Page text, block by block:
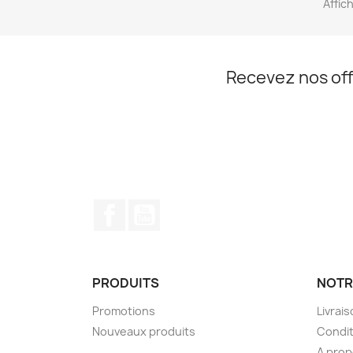
Recevez nos
PRODUITS
Promotions
Nouveaux produits